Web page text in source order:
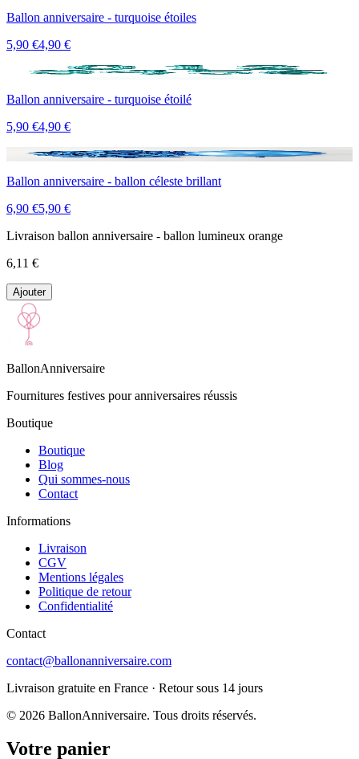
Ballon anniversaire - turquoise étoiles
5,90 €4,90 €
Promo
Ballon anniversaire - turquoise étoilé
5,90 €4,90 €
Promo
Ballon anniversaire - ballon céleste brillant
6,90 €5,90 €
Livraison ballon anniversaire - ballon lumineux orange
6,11 €
Ajouter
BallonAnniversaire
Fournitures festives pour anniversaires réussis
Boutique
Boutique
Blog
Qui sommes-nous
Contact
Informations
Livraison
CGV
Mentions légales
Politique de retour
Confidentialité
Contact
contact@ballonanniversaire.com
Livraison gratuite en France · Retour sous 14 jours
© 2026 BallonAnniversaire. Tous droits réservés.
Votre panier